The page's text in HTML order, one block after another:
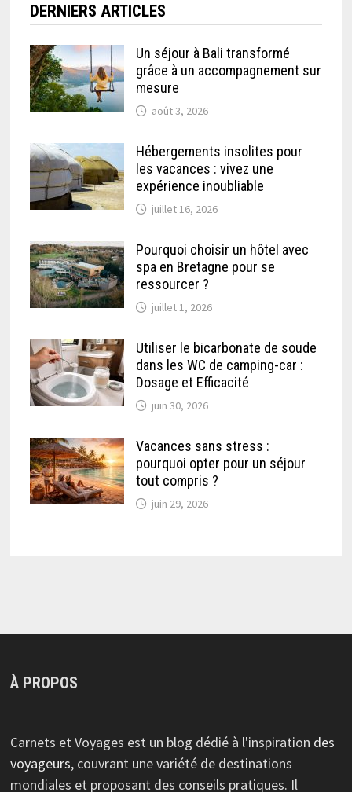
DERNIERS ARTICLES
Un séjour à Bali transformé
grâce à un accompagnement sur
mesure
août 3, 2026
Hébergements insolites pour
les vacances : vivez une
expérience inoubliable
juillet 16, 2026
Pourquoi choisir un hôtel avec
spa en Bretagne pour se
ressourcer ?
juillet 1, 2026
Utiliser le bicarbonate de soude
dans les WC de camping-car :
Dosage et Efficacité
juin 30, 2026
Vacances sans stress :
pourquoi opter pour un séjour
tout compris ?
juin 29, 2026
À PROPOS
Carnets et Voyages est un blog dédié à l'inspiration des
voyageurs, couvrant une variété de destinations
mondiales et proposant des conseils pratiques. Il